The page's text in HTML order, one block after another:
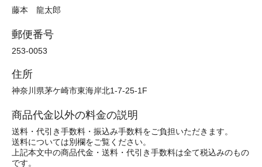
藤本 龍太郎
郵便番号
253-0053
住所
神奈川県茅ケ崎市東海岸北1-7-25-1F
商品代金以外の料金の説明
送料・代引き手数料・振込み手数料をご負担いただきます。
送料については別欄をご覧ください。
上記本文中の商品代金・送料・代引き手数料は全て税込みのもの
です。